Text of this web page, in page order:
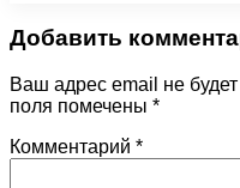
Добавить
Ваш адрес email не
поля помечены *
Комментарий *